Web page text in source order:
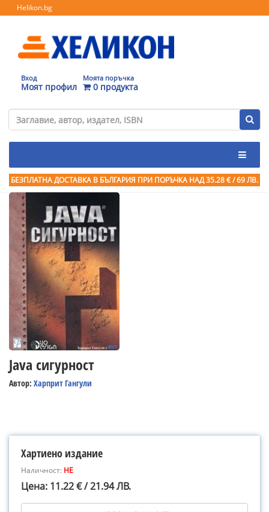
Helikon.bg
Вход
Моят профил
Моята поръчка
0 продукта
БЕЗПЛАТНА ДОСТАВКА В БЪЛГАРИЯ ПРИ ПОРЪЧКА НАД 35.28 € / 69 ЛВ.
Java сигурност
Автор: Харприт Гангули
Хартиено издание
Наличност: НЕ
Цена: 11.22 € / 21.94 ЛВ.